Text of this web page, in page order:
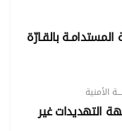
المستدامـة بالقـارّة
الأمنية
التهديدات غير